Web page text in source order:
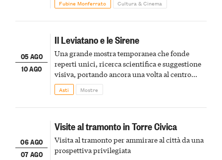
Fubine Monferrato Cultura & Cinema
05 AGO
10 AGO
Il Leviatano e le Sirene
Una grande mostra temporanea che fonde
reperti unici, ricerca scientifica e suggestione
visiva, portando ancora una volta al centro
della scena le meraviglie del passato astigiano
Asti Mostre
06 AGO
07 AGO
Visite al tramonto in Torre Civica
Visita al tramonto per ammirare al città da una
prospettiva privilegiata